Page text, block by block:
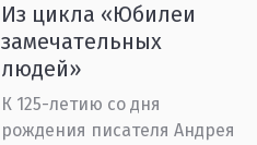
Из цикла «Юбилеи
замечательных
людей»
К 125-летию со дня
рождения писателя Андрея